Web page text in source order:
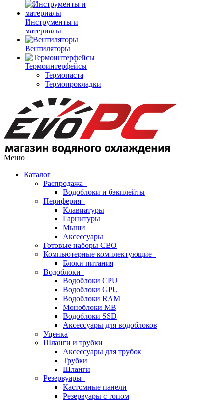
Инструменты и
материалы
Вентиляторы
Термоинтерфейсы
Термопаста
Термопрокладки
Меню
Каталог
Распродажа
Водоблоки и бэкплейты
Периферия
Клавиатуры
Гарнитуры
Мыши
Аксессуары
Готовые наборы СВО
Компьютерные комплектующие
Блоки питания
Водоблоки
Водоблоки CPU
Водоблоки GPU
Водоблоки RAM
Моноблоки MB
Водоблоки SSD
Аксессуары для водоблоков
Уценка
Шланги и трубки
Аксессуары для трубок
Трубки
Шланги
Резервуары
Кастомные панели
Резервуары с топом